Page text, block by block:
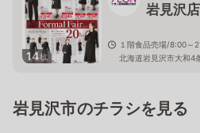
14枚
岩見沢店
１階食品売場/8:00～
北海道岩見沢市大和4
岩見沢市のチラシを見る